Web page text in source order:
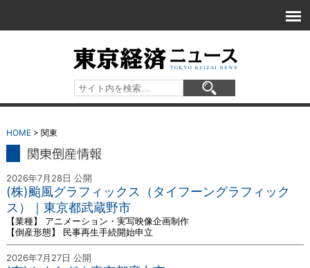
HOME> 関東
関東 倒産情報
2026年7月28日 公開
(株)颱風グラフィックス（タイフーングラフィック
ス）｜東京都武蔵野市
【業種】 アニメーション・実写映像企画制作
【倒産形態】 民事再生手続開始申立
2026年7月27日 公開